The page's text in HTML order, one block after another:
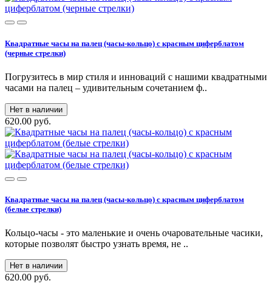
Квадратные часы на палец (часы-кольцо) с красным циферблатом
(черные стрелки)
Погрузитесь в мир стиля и инноваций с нашими квадратными
часами на палец – удивительным сочетанием ф..
Нет в наличии
620.00 руб.
Квадратные часы на палец (часы-кольцо) с красным циферблатом
(белые стрелки)
Кольцо-часы - это маленькие и очень очаровательные часики,
которые позволят быстро узнать время, не ..
Нет в наличии
620.00 руб.